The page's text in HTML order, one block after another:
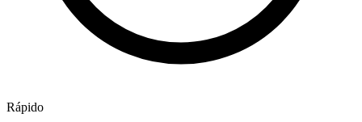
Rápido